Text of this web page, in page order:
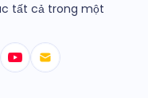
tất cả trong một